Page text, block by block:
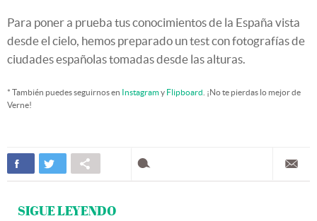
Para poner a prueba tus conocimientos de la España vista
desde el cielo, hemos preparado un test con fotografías de
ciudades españolas tomadas desde las alturas.
* También puedes seguirnos en Instagramy Flipboard . ¡No te pierdas lo mejor de
Verne!
SIGUE LEYENDO